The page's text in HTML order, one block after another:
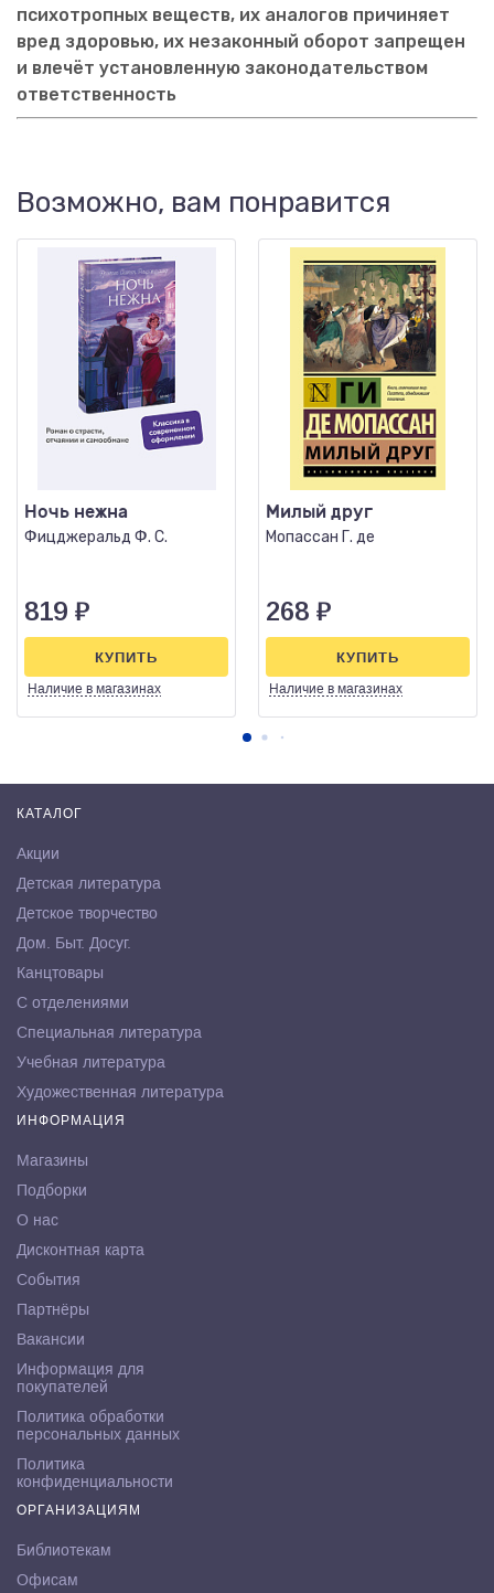
психотропных веществ, их аналогов причиняет
вред здоровью, их незаконный оборот запрещен
и влечёт установленную законодательством
ответственность
Возможно, вам понравится
Ночь нежна
Фицджеральд Ф. С.
819 ₽
Наличие в магазинах
КУПИТЬ
Милый друг
Мопассан Г. де
268 ₽
Наличие в магазинах
КУПИТЬ
КАТАЛОГ
Акции
Детская литература
Детское творчество
Дом. Быт. Досуг.
Канцтовары
С отделениями
Специальная литература
Учебная литература
Художественная литература
ИНФОРМАЦИЯ
Магазины
Подборки
О нас
Дисконтная карта
События
Партнёры
Вакансии
Информация для
покупателей
Политика обработки
персональных данных
Политика
конфиденциальности
ОРГАНИЗАЦИЯМ
Библиотекам
Офисам